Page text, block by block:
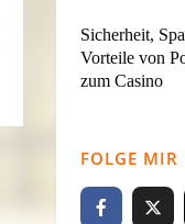
Sicherheit,
Vorteile von
zum Casino
FOLGE MIR